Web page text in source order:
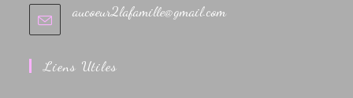
aucoeur2lafamille@gmail.com
Liens Utiles